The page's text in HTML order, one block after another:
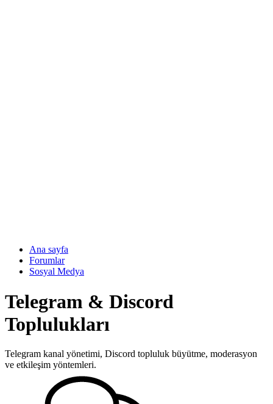
Ana sayfa
Forumlar
Sosyal Medya
Telegram & Discord
Toplulukları
Telegram kanal yönetimi, Discord topluluk büyütme, moderasyon
ve etkileşim yöntemleri.